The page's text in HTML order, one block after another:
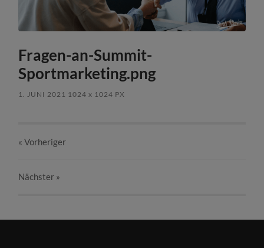
Fragen-an-Summit-
Sportmarketing.png
1. JUNI 2021 1024x 1024 PX
« Vorheriger
Nächster »